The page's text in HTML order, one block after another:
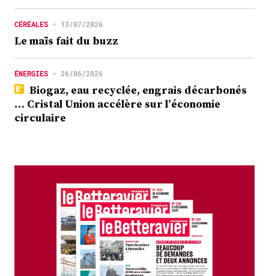
CÉRÉALES • 13/07/2026
Le maïs fait du buzz
ÉNERGIES • 26/06/2026
Biogaz, eau recyclée, engrais décarbonés
… Cristal Union accélère sur l’économie
circulaire